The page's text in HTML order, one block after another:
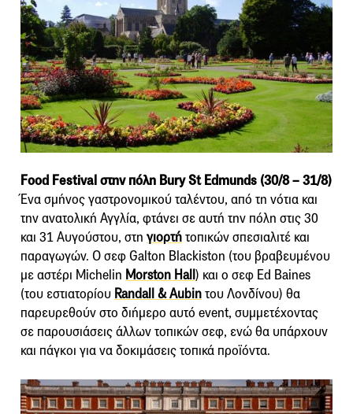
Food Festival στην πόλη Bury St Edmunds (30/8 – 31/8)
Ένα σμήνος γαστρονομικού ταλέντου, από τη νότια και
την ανατολική Αγγλία, φτάνει σε αυτή την πόλη στις 30
και 31 Αυγούστου, στη γιορτήτοπικών σπεσιαλιτέ και
παραγωγών. Ο σεφ Galton Blackiston (του βραβευμένου
με αστέρι Michelin Morston Hall) και ο σεφ Ed Baines
(του εστιατορίου Randall & Aubinτου Λονδίνου) θα
παρευρεθούν στο διήμερο αυτό event, συμμετέχοντας
σε παρουσιάσεις άλλων τοπικών σεφ, ενώ θα υπάρχουν
και πάγκοι για να δοκιμάσεις τοπικά προϊόντα.